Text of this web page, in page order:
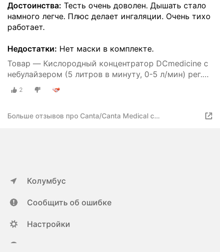
Достоинства: Тесть очень доволен. Дышать стало
намного легче. Плюс делает ингаляции. Очень тихо
работает.
Недостатки: Нет маски в комплекте.
Товар — Кислородный концентратор DCmedicine с
небулайзером (5 литров в минуту, 0-5 л/мин) рег.
удостоверение, генератор медицинский, кислород
для дыхания, переносной портативный для
2
Больше отзывов про Canta/Canta Medical с
Колумбус
Сообщить об ошибке
Настройки